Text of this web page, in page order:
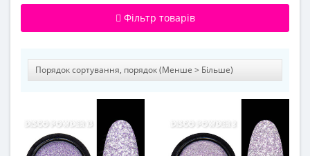
Фільтр товарів